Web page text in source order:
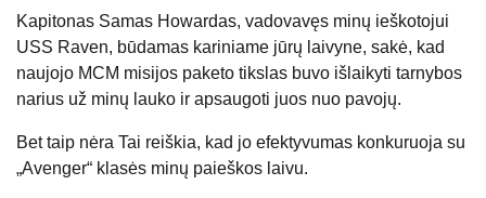
Kapitonas Samas Howardas, vadovavęs minų ieškotojui
USS Raven, būdamas kariniame jūrų laivyne, sakė, kad
naujojo MCM misijos paketo tikslas buvo išlaikyti tarnybos
narius už minų lauko ir apsaugoti juos nuo pavojų.
Bet taip nėra Tai reiškia, kad jo efektyvumas konkuruoja su
„Avenger“ klasės minų paieškos laivu.